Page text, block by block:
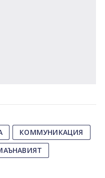
КОММУНИКАЦИЯ